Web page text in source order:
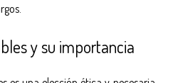
y su importancia